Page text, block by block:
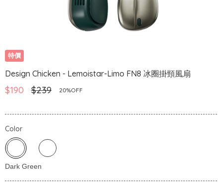
特價
Design Chicken - Lemoistar-Limo FN8 冰圈掛頸風扇
$190 $239 20%OFF
Color